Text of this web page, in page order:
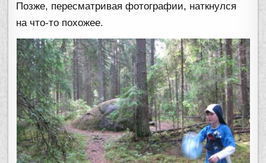
Позже, пересматривая фотографии, наткнулся
на что-то похожее.